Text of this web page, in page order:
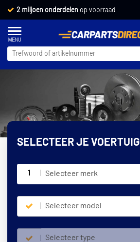
2 miljoen onderdelen op voorraad
SELECTEER JE VOERTUIG
1 Selecteer merk
Selecteer model
Selecteer type